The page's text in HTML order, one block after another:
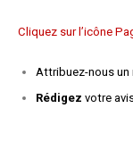
Cliquez sur l’icône
Attribuez-nous un
Rédigez votre